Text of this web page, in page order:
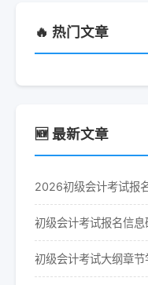
🔥 热门文章
🆕 最新文章
2026初级会计考试报
初级会计考试报名信
初级会计考试大纲章